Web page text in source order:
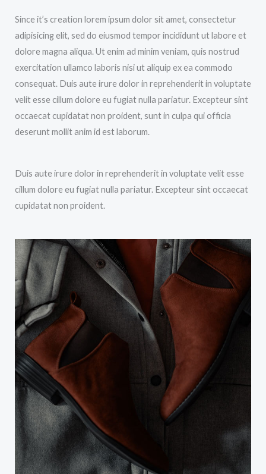
Since it’s creation lorem ipsum dolor sit amet, consectetur
adipisicing elit, sed do eiusmod tempor incididunt ut labore et
dolore magna aliqua. Ut enim ad minim veniam, quis nostrud
exercitation ullamco laboris nisi ut aliquip ex ea commodo
consequat. Duis aute irure dolor in reprehenderit in voluptate
velit esse cillum dolore eu fugiat nulla pariatur. Excepteur sint
occaecat cupidatat non proident, sunt in culpa qui officia
deserunt mollit anim id est laborum.
Duis aute irure dolor in reprehenderit in voluptate velit esse
cillum dolore eu fugiat nulla pariatur. Excepteur sint occaecat
cupidatat non proident.